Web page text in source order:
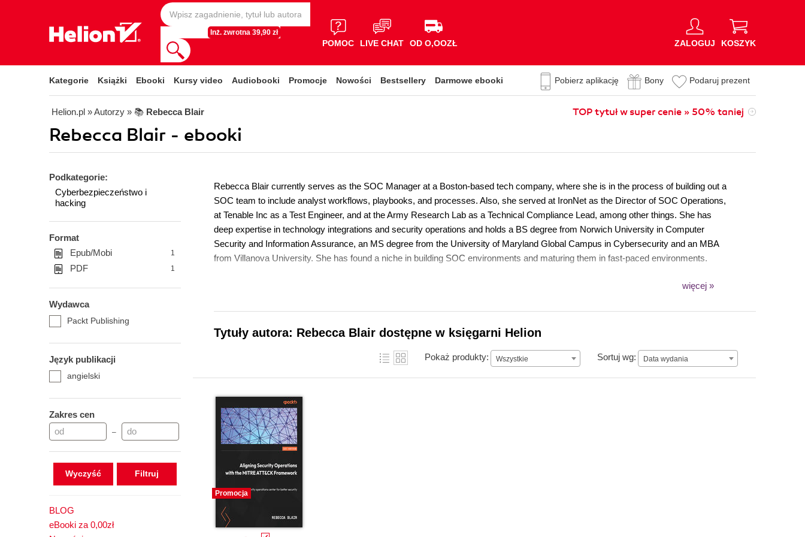
Inż. zwrotna 39,90 zł
POMOC LIVE CHAT OD O,OOZŁ ZALOGUJ KOSZYK
Kategorie Książki Ebooki Kursy video Audiobooki Promocje Nowości Bestsellery Darmowe ebooki Pobierz aplikację Bony Podaruj prezent
Helion.pl » Autorzy » 📚 Rebecca Blair TOP tytuł w super cenie » 50% taniej
Rebecca Blair - ebooki
Podkategorie:
Cyberbezpieczeństwo i
hacking
Format
Epub/Mobi
1
PDF 1
Wydawca
Packt Publishing
Język publikacji
angielski
Zakres cen
–
Wyczyść
BLOG
eBooki za 0,00zł
Rebecca Blair currently serves as the SOC Manager at a Boston-based tech company, where she is in the process of building out a
SOC team to include analyst workflows, playbooks, and processes. Also, she served at IronNet as the Director of SOC Operations,
at Tenable Inc as a Test Engineer, and at the Army Research Lab as a Technical Compliance Lead, among other things. She has
deep expertise in technology integrations and security operations and holds a BS degree from Norwich University in Computer
Security and Information Assurance, an MS degree from the University of Maryland Global Campus in Cybersecurity and an MBA
from Villanova University. She has found a niche in building SOC environments and maturing them in fast-paced environments.
więcej »
Tytuły autora: Rebecca Blair dostępne w księgarni Helion
Pokaż produkty: Wszystkie Sortuj wg: Data wydania
Data wydania
Promocja